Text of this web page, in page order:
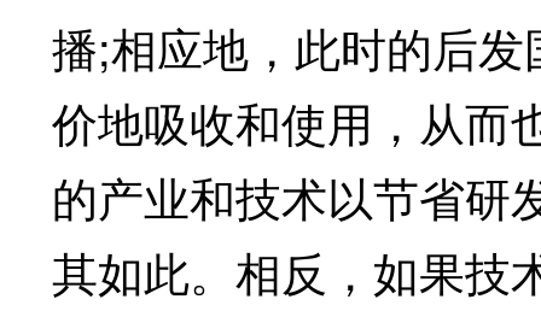
播;相应地，此时的后
价地吸收和使用，从而
的产业和技术以节省研
其如此。相反，如果技